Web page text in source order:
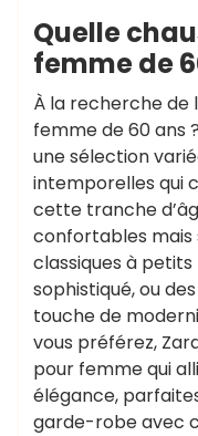
Quelle
femme de
À la recherche de
femme de 60 ans
une sélection
intemporelles qui
cette tranche
confortables mais
classiques à
sophistiqué, ou
touche de
vous préférez,
pour femme qui
élégance,
garde-robe avec